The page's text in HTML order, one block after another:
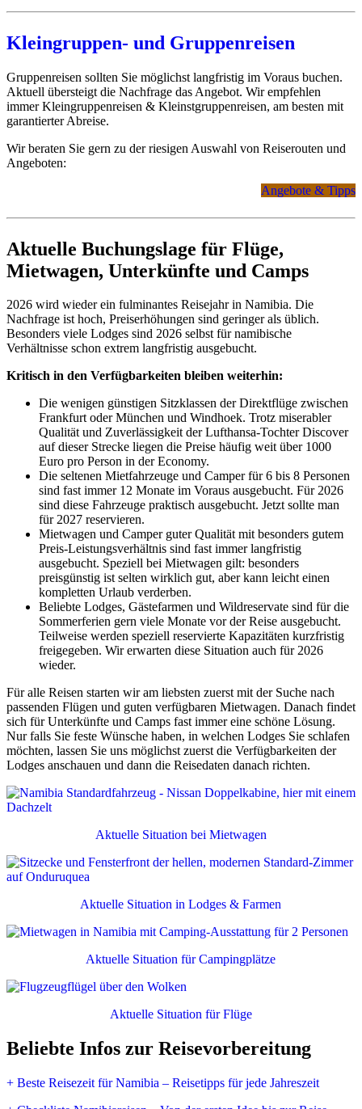
Offizielle Hinweise finden Sie bei
Auswärtiges Amt -
Reisehinweise Namibia.
Einfache Einreise
vorab oder bei Einreise ein Visa on Arrival ausgestellt.
Wir empfehlen und erklären unseren Kunden die Online-
Namibia - Visa on
Deutschland, Schweiz, Österreich und fast der gesamten
EU ein Reisepass mit 2 freien Seiten pro Land, noch 6
Monate gültig nach Reise-Ende.
Für Simbabwe und Sambia
(z.B. für die Victoria-
Fälle) wird unkompliziert online vorab oder bei Einreise
ein Visa on Arrival ausgestellt. ( 2026 wird die Online-
Ausstellung eventuell Pflicht.)
Achtung: In Namibia und im südlichen Afrika
zusätzliche Dokumente für Reisen mit Kindern
.
Keine Pflichtimpfungen, optionale Impfempfehlungen, je
nach Reiseregion Malariaprophylaxe
Es bestehen keine Pflichtimpfungen für Namibia, Botswana
und Simbabwe.
Lediglich bei Einreise aus einem Gelbfieberland würde eine
bestehende Gelbfieberimpfung kontrolliert.
Malariarisiken bestehen abhängig von der Reiseregion:
Viele Highlights Namibias sind malariafrei, z.B.
Kalahari, Fish River Canyon, Geisterstadt Kolmanskop
und Lüderitz, Sossusvlei und Namib-Wüste, Namib-
Naukluftberge, Erongo, Spitzkoppe, Damaraland,
Kaokoveld.
Lediglich die Regionen ab Etosha nördlich und
nordöstlich, also auch die Sambesi-Region (ehemals
Caprivistreifen bis Victoria Falls) und der hohe Norden
an den Flüssen z.B. mit den Epupa-Fällen gelten als
Malariagebiete, ebenso wie große Teile Botswanas.
Ob Reise-Impfungen oder Malaria-Prophylaxe empfohlen
werden, besprechen Sie bitte idealerweise mehr als 6 Monate
vor der Reise mit Ihrem Hausarzt oder einem Tropenmediziner,
da einige Impfungen diesen Vorlauf benötigen.
Weitere Infos finden Sie unter:Namibia & Botswana -
Impfungen, Malariaprophylaxe, weitere Gesundheitsrisiken
Aktualisierung kurz vor der Reise und Nachbarländer
Über die tagesaktuellen Regelungen und zu den
Nachbarländern senden wir unseren Kunden gerne alle
aktuellen Infos und Formulare.
Grenzübertritten nach Namibia, Botswana, Simbabwe und
Flugverfügbarkeiten und Flugpreise schwanken teils
Kleingruppen- und Gruppenreisen
Gruppenreisen sollten Sie möglichst langfristig im Voraus buchen.
Aktuell übersteigt die Nachfrage das Angebot. Wir empfehlen
immer Kleingruppenreisen & Kleinstgruppenreisen, am besten mit
garantierter Abreise.
Wir beraten Sie gern zu der riesigen Auswahl von Reiserouten und
Angeboten:
Angebote & Tipps
Aktuelle Buchungslage für Flüge,
Mietwagen, Unterkünfte und Camps
2026 wird wieder ein fulminantes Reisejahr in Namibia. Die
Nachfrage ist hoch, Preiserhöhungen sind geringer als üblich.
Besonders viele Lodges sind 2026 selbst für namibische
Verhältnisse schon extrem langfristig ausgebucht.
Kritisch in den Verfügbarkeiten bleiben weiterhin:
Die wenigen günstigen Sitzklassen der Direktflüge zwischen
Frankfurt oder München und Windhoek. Trotz miserabler
Qualität und Zuverlässigkeit der Lufthansa-Tochter Discover
auf dieser Strecke liegen die Preise häufig weit über 1000
Euro pro Person in der Economy.
Die seltenen Mietfahrzeuge und Camper für 6 bis 8 Personen
sind fast immer 12 Monate im Voraus ausgebucht. Für 2026
sind diese Fahrzeuge praktisch ausgebucht. Jetzt sollte man
für 2027 reservieren.
Mietwagen und Camper guter Qualität mit besonders gutem
Preis-Leistungsverhältnis sind fast immer langfristig
ausgebucht. Speziell bei Mietwagen gilt: besonders
preisgünstig ist selten wirklich gut, aber kann leicht einen
kompletten Urlaub verderben.
Beliebte Lodges, Gästefarmen und Wildreservate sind für die
Sommerferien gern viele Monate vor der Reise ausgebucht.
Teilweise werden speziell reservierte Kapazitäten kurzfristig
freigegeben. Wir erwarten diese Situation auch für 2026
wieder.
Für alle Reisen starten wir am liebsten zuerst mit der Suche nach
passenden Flügen und guten verfügbaren Mietwagen. Danach findet
sich für Unterkünfte und Camps fast immer eine schöne Lösung.
Nur falls Sie feste Wünsche haben, in welchen Lodges Sie schlafen
möchten, lassen Sie uns möglichst zuerst die Verfügbarkeiten der
Lodges anschauen und dann die Reisedaten danach richten.
Aktuelle Situation bei Mietwagen
Aktuelle Situation in Lodges & Farmen
Aktuelle Situation für Campingplätze
Aktuelle Situation für Flüge
Beliebte Infos zur Reisevorbereitung
+ Beste Reisezeit für Namibia – Reisetipps für jede Jahreszeit